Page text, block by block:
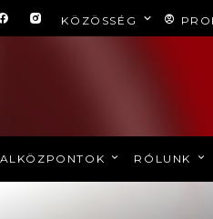
KÖZÖSSÉG
ALKÖZPONTOK RÓLUNK